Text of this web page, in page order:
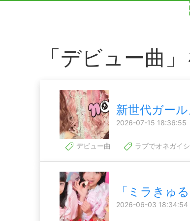
「デビュー曲
新世代ガー
2026-07-15 18:36:55
デビュー曲 ラブでオネガイシ
「ミラきゅ
2026-06-03 18:34:54